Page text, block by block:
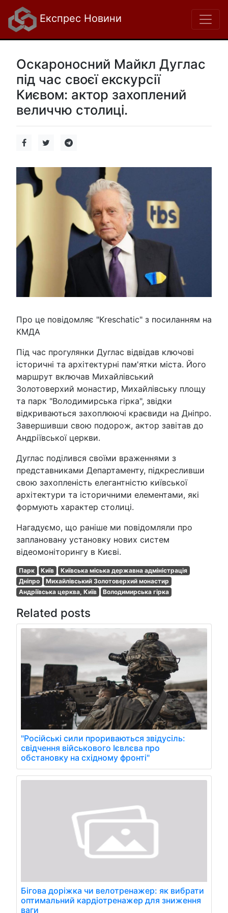
Експрес Новини
Оскароносний Майкл Дуглас
під час своєї екскурсії
Києвом: актор захоплений
величчю столиці.
Про це повідомляє "Kreschatic" з посиланням на
КМДА
Під час прогулянки Дуглас відвідав ключові
історичні та архітектурні пам'ятки міста. Його
маршрут включав Михайлівський
Золотоверхий монастир, Михайлівську площу
та парк "Володимирська гірка", звідки
відкриваються захоплюючі краєвиди на Дніпро.
Завершивши свою подорож, актор завітав до
Андріївської церкви.
Дуглас поділився своїми враженнями з
представниками Департаменту, підкресливши
свою захопленість елегантністю київської
архітектури та історичними елементами, які
формують характер столиці.
Нагадуємо, що раніше ми повідомляли про
заплановану установку нових систем
відеомоніторингу в Києві.
Парк Київ
Київська міська державна адміністрація
Дніпро
Михайлівський Золотоверхий монастир
Андріївська церква, Київ
Володимирська гірка
Related posts
"Російські сили прориваються звідусіль:
свідчення військового Ієвлєва про
обстановку на східному фронті"
Бігова доріжка чи велотренажер: як вибрати
оптимальний кардіотренажер для зниження
ваги